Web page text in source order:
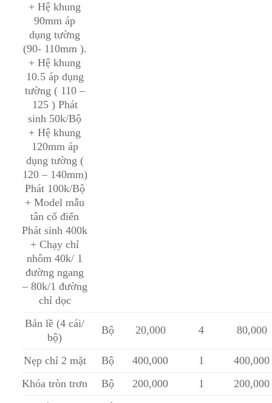
+ Hệ khung
90mm áp
dụng tường
(90- 110mm ).
+ Hệ khung
10.5 áp dụng
tường ( 110 –
125 ) Phát
sinh 50k/Bộ
+ Hệ khung
120mm áp
dụng tường (
120 – 140mm)
Phát 100k/Bộ
+ Model mẫu
tân cổ điển
Phát sinh 400k
+ Chạy chỉ
nhôm 40k/ 1
đường ngang
– 80k/1 đường
chỉ dọc
Bản lề (4 cái/
bộ)
Bộ 20,000 4 80,000
Nẹp chỉ 2 mặt Bộ 400,000 1
400,000
Khóa tròn trơn
Bộ 200,000 1
200,000